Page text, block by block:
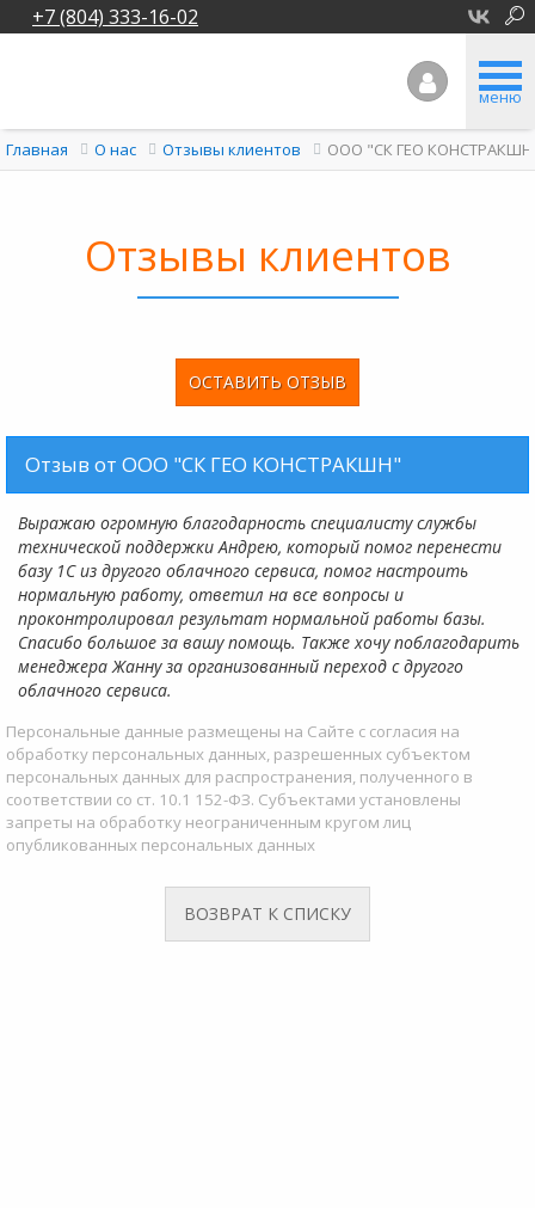
+7 (804) 333-16-02
меню
Главная О нас Отзывы клиентов ООО "СК ГЕО
Отзывы клиентов
ОСТАВИТЬ ОТЗЫВ
Отзыв от ООО "СК ГЕО КОНСТРАКШН"
Выражаю огромную благодарность специалисту службы
технической поддержки Андрею, который помог перенести
базу 1С из другого облачного сервиса, помог настроить
нормальную работу, ответил на все вопросы и
проконтролировал результат нормальной работы базы.
Спасибо большое за вашу помощь. Также хочу поблагодарить
менеджера Жанну за организованный переход с другого
облачного сервиса.
Персональные данные размещены на Сайте с согласия на
обработку персональных данных, разрешенных субъектом
персональных данных для распространения, полученного в
соответствии со ст. 10.1 152-ФЗ. Субъектами установлены
запреты на обработку неограниченным кругом лиц
опубликованных персональных данных
ВОЗВРАТ К СПИСКУ